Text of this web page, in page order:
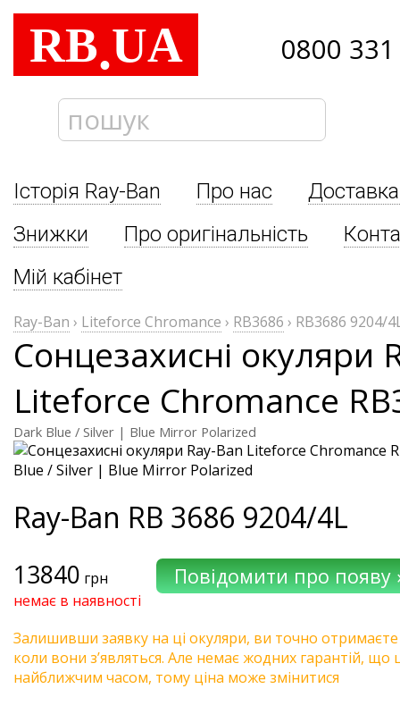
RB.UA 0800
Історія Ray-Ban Про нас
Знижки
Про оригінальність
Мій кабінет
Ray-Ban › Liteforce Chromance › RB3686 › RB3686 9204/
Сонцезахисні окуляри
Liteforce Chromance
Dark Blue / Silver | Blue Mirror Polarized
Ray-Ban RB 3686 9204/4L
13840 грн
немає в наявності
Залишивши заявку на ці окуляри, ви точно
коли вони з’являться. Але немає жодних гарантій, що
найближчим часом, тому ціна може змінитися